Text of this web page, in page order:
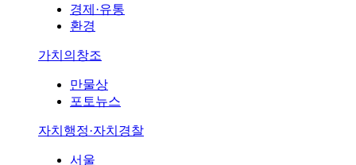
경제·유통
환경
가치의창조
만물상
포토뉴스
자치행정·자치경찰
서울